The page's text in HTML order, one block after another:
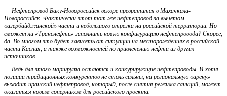
Нефтепровод Баку-Новороссийск вскоре превратится в Махачкала-
Новороссийск. Фактически этот тот же нефтепровод за вычетом
«азербайджанской» части и небольшого отрезка на российской территории. Но
сможет ли «Транснефть» заполнить новую конфигурацию нефтепровода? Скорее,
да. Во многом это будет зависеть от ситуации на месторождениях в российской
части Каспия, а также возможностей по привлечению нефти из других
источников.
Ведь для этого маршрута остаются и конкурирующие нефтепроводы. И хотя
позиции традиционных конкурентов не столь сильны, на региональную «арену»
выходит иранский нефтепровод, который, после снятия режима санкций, может
оказаться новым соперником для российского проекта.